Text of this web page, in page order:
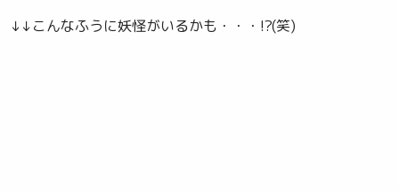
↓↓こんなふうに妖怪がいるかも・・・!?(笑)